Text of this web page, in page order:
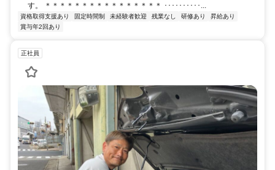
す。 ＊＊＊＊＊＊＊＊＊＊＊＊＊＊＊＊ ･･････････...
資格取得支援あり 固定時間制 未経験者歓迎 残業なし 研修あり
昇給あり
賞与年2回あり
正社員